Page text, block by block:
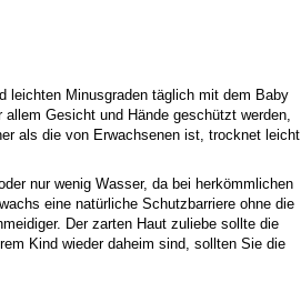
leichten Minusgraden täglich mit dem Baby
allem Gesicht und Hände geschützt werden,
als die von Erwachsenen ist, trocknet leicht
nur wenig Wasser, da bei herkömmlichen
eine natürliche Schutzbarriere ohne die
Der zarten Haut zuliebe sollte die
Kind wieder daheim sind, sollten Sie die